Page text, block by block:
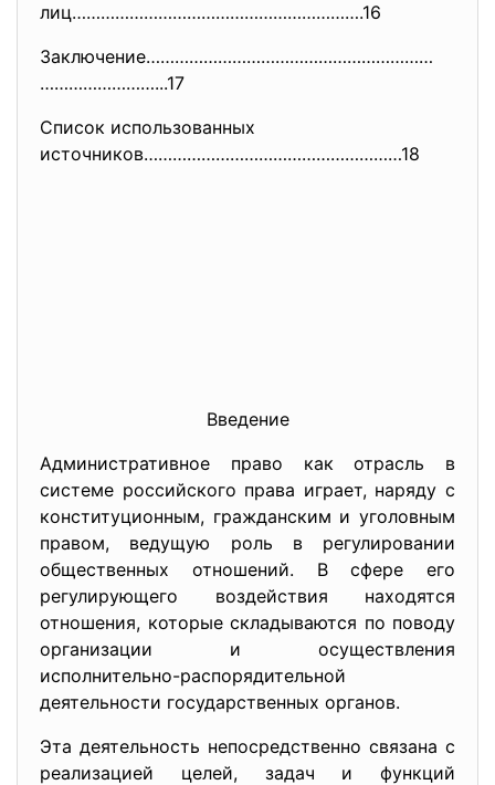
лиц…………………………………………………….16
Заключение……………………………………………………
……………………...17
Список использованных
источников………………………………………………18
Введение
Административное право как отрасль в
системе российского права играет, наряду с
конституционным, гражданским и уголовным
правом, ведущую роль в регулировании
общественных отношений. В сфере его
регулирующего воздействия находятся
отношения, которые складываются по поводу
организации и осуществления
исполнительно-распорядительной
деятельности государственных органов.
Эта деятельность непосредственно связана с
реализацией целей, задач и функций